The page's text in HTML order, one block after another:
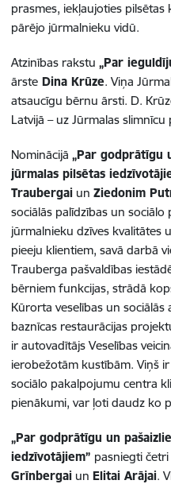
prasmes, iekļaujoties
pārējo jūrmalnieku vidū.
Atzinības rakstu„Par
ārste Dina Krūze. Viņa
atsaucīgu bērnu ārsti. D.
Latvijā – uz Jūrmalas
Nominācijā„Par godprātīgu
jūrmalas pilsētas
Traubergai unZiedonim
sociālās palīdzības un
jūrmalnieku dzīves kvalitātes
pieeju klientiem, savā darbā
Trauberga pašvaldības
bērniem funkcijas, strādā
Kūrorta veselības un
baznīcas restaurācijas
ir autovadītājs Veselības
ierobežotām kustībām. Viņš
sociālo pakalpojumu centra
pienākumi, var ļoti daudz ko
„Par godprātīgu un
iedzīvotājiem” pasniegti
Grīnbergai unElitai Arājai.